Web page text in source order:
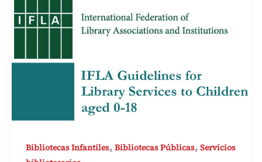
Bibliotecas Infantiles, Bibliotecas Públicas, Servicios